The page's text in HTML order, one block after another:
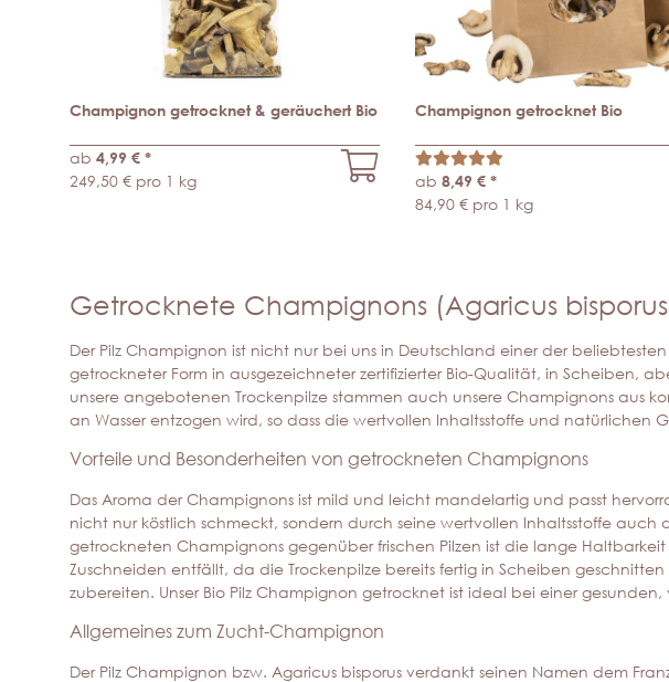
Champignon getrocknet & geräuchert Bio
ab 4,99 € *
249,50 € pro 1 kg
Champignon getrocknet Bio
ab 8,49 € *
84,90 € pro 1 kg
Getrocknete Champignons (Agaricus
Der Pilz Champignon ist nicht nur bei uns in Deutschland einer der
getrockneter Form in ausgezeichneter zertifizierter Bio-Qualität, in Scheiben,
unsere angebotenen Trockenpilze stammen auch unsere Champignons
an Wasser entzogen wird, so dass die wertvollen Inhaltsstoffe und natürlichen
Vorteile und Besonderheiten von getrockneten Champignons
Das Aroma der Champignons ist mild und leicht mandelartig und passt
nicht nur köstlich schmeckt, sondern durch seine wertvollen Inhaltsstoffe
getrockneten Champignons gegenüber frischen Pilzen ist die lange
Zuschneiden entfällt, da die Trockenpilze bereits fertig in Scheiben
zubereiten. Unser Bio Pilz Champignon getrocknet ist ideal bei einer
Allgemeines zum Zucht-Champignon
Der Pilz Champignon bzw. Agaricus bisporus verdankt seinen Namen dem